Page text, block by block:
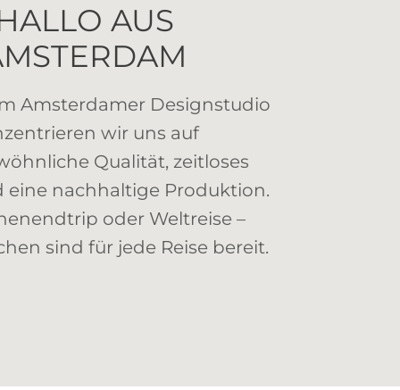
AUS
Amsterdamer Designstudio
wir uns auf
Qualität, zeitloses
eine nachhaltige Produktion.
oder Weltreise –
sind für jede Reise bereit.